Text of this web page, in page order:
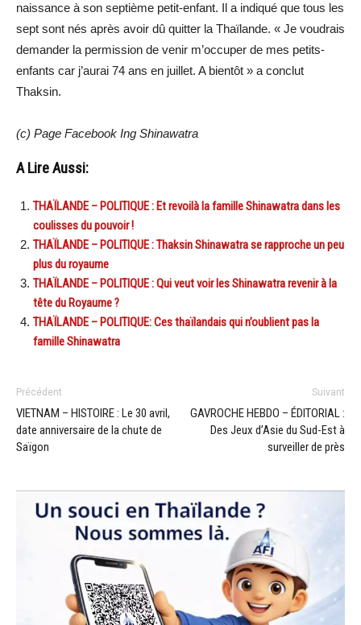
naissance à son septième petit-enfant. Il a indiqué que tous les
sept sont nés après avoir dû quitter la Thaïlande. « Je voudrais
demander la permission de venir m’occuper de mes petits-
enfants car j’aurai 74 ans en juillet. A bientôt » a conclut
Thaksin.
(c) Page Facebook Ing Shinawatra
A Lire Aussi:
THAÏLANDE – POLITIQUE : Et revoilà la famille Shinawatra dans les
coulisses du pouvoir !
THAÏLANDE – POLITIQUE : Thaksin Shinawatra se rapproche un peu
plus du royaume
THAÏLANDE – POLITIQUE : Qui veut voir les Shinawatra revenir à la
tête du Royaume ?
THAÏLANDE – POLITIQUE: Ces thaïlandais qui n’oublient pas la
famille Shinawatra
Précédent
VIETNAM – HISTOIRE : Le 30 avril,
date anniversaire de la chute de
Saïgon
Suivant
GAVROCHE HEBDO – ÉDITORIAL :
Des Jeux d’Asie du Sud-Est à
surveiller de près